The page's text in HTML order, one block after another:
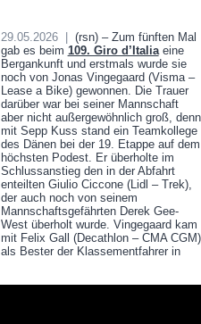
29.05.2026 |
(rsn) – Zum fünften Mal
gab es beim 109. Giro d’Italiaeine
Bergankunft und erstmals wurde sie
noch von Jonas Vingegaard (Visma –
Lease a Bike) gewonnen. Die Trauer
darüber war bei seiner Mannschaft
aber nicht außergewöhnlich groß, denn
mit Sepp Kuss stand ein Teamkollege
des Dänen bei der 19. Etappe auf dem
höchsten Podest. Er überholte im
Schlussanstieg den in der Abfahrt
enteilten Giulio Ciccone (Lidl – Trek),
der auch noch von seinem
Mannschaftsgefährten Derek Gee-
West überholt wurde. Vingegaard kam
mit Felix Gall (Decathlon – CMA CGM)
als Bester der Klassementfahrer in